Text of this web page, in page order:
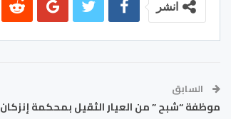
انشر
السابق
موظفة “شبح ” من العيار الثقيل بمحكمة إنزكان